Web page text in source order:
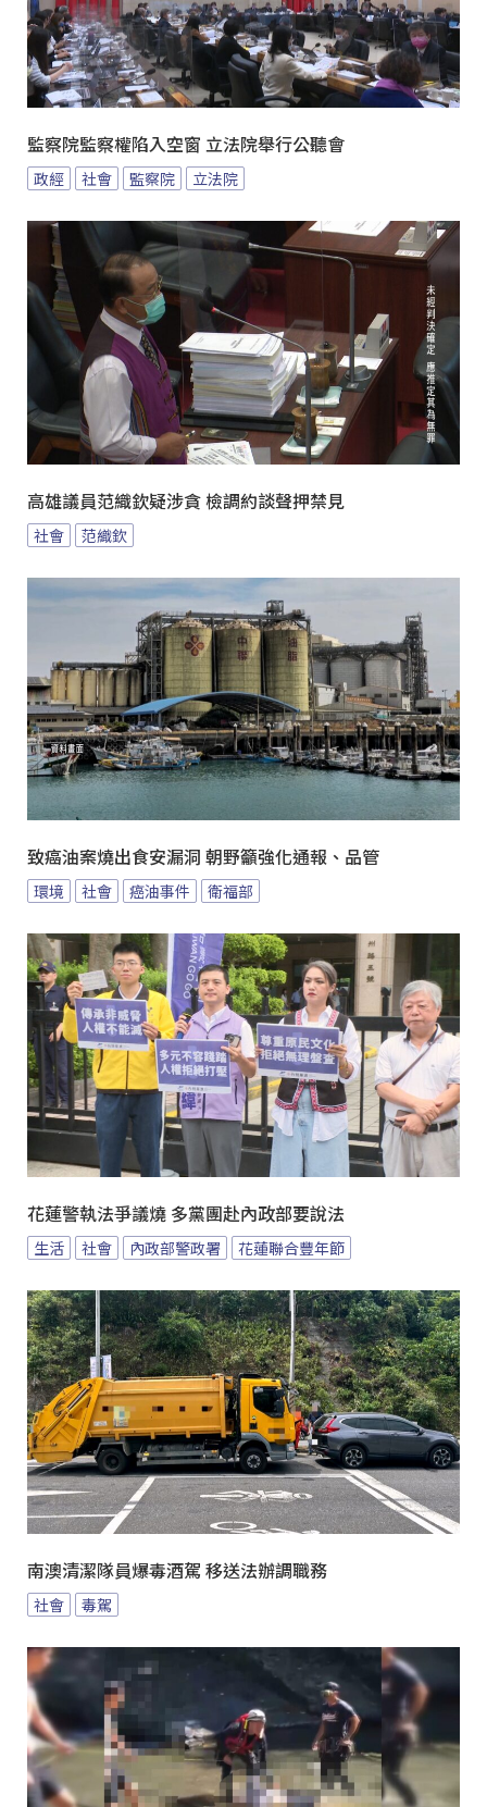
監察院監察權陷入空窗 立法院舉行公聽會
政經 社會 監察院 立法院
高雄議員范織欽疑涉貪 檢調約談聲押禁見
社會 范織欽
致癌油案燒出食安漏洞 朝野籲強化通報、品管
環境 社會 癌油事件 衛福部
花蓮警執法爭議燒 多黨團赴內政部要說法
生活 社會 內政部警政署 花蓮聯合豐年節
南澳清潔隊員爆毒酒駕 移送法辦調職務
社會 毒駕